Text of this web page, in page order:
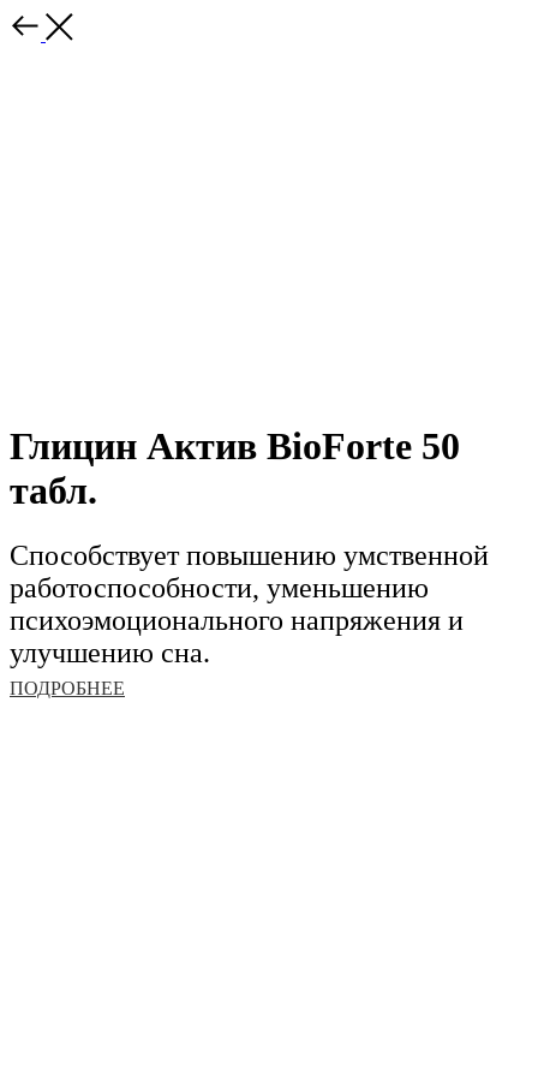
Глицин Актив BioForte 50
табл.
Способствует повышению умственной
работоспособности, уменьшению
психоэмоционального напряжения и
улучшению сна.
ПОДРОБНЕЕ